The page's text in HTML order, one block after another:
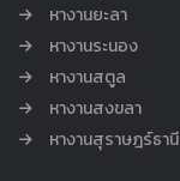
หางานยะลา
หางานระนอง
หางานสตูล
หางานสงขลา
หางานสุราษฎร์ธานี